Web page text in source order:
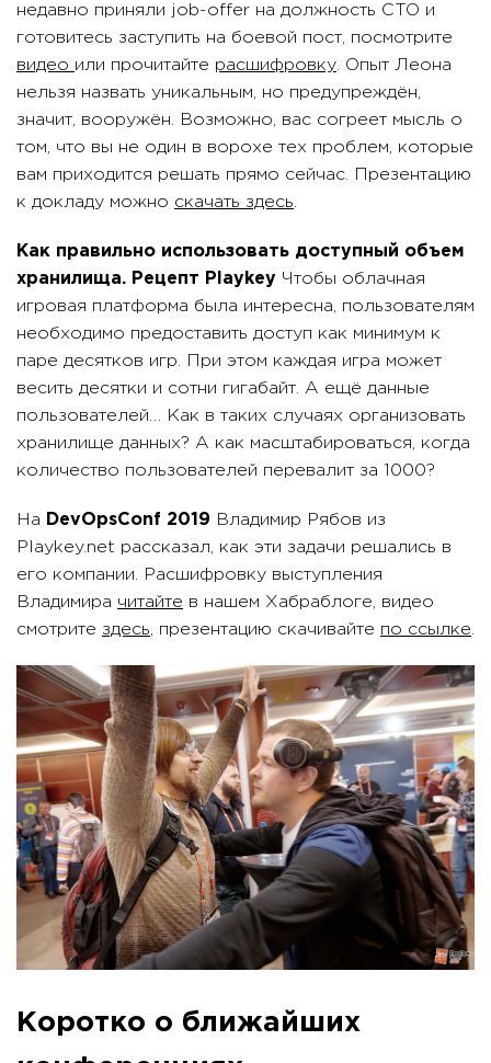
недавно приняли job-offer на должность CTO и
готовитесь заступить на боевой пост, посмотрите
видео или прочитайте расшифровку . Опыт Леона
нельзя назвать уникальным, но предупреждён,
значит, вооружён. Возможно, вас согреет мысль о
том, что вы не один в ворохе тех проблем, которые
вам приходится решать прямо сейчас. Презентацию
к докладу можно скачать здесь
Как правильно использовать доступный объем
хранилища. Рецепт Playkey Чтобы облачная
игровая платформа была интересна, пользователям
необходимо предоставить доступ как минимум к
паре десятков игр. При этом каждая игра может
весить десятки и сотни гигабайт. А ещё данные
пользователей… Как в таких случаях организовать
хранилище данных? А как масштабироваться, когда
количество пользователей перевалит за 1000?
На DevOpsConf 2019 Владимир Рябов из
Playkey.net рассказал, как эти задачи решались в
его компании. Расшифровку выступления
Владимира читайте в нашем Хабраблоге, видео
смотрите здесь , презентацию скачивайте по ссылке
Коротко о ближайших